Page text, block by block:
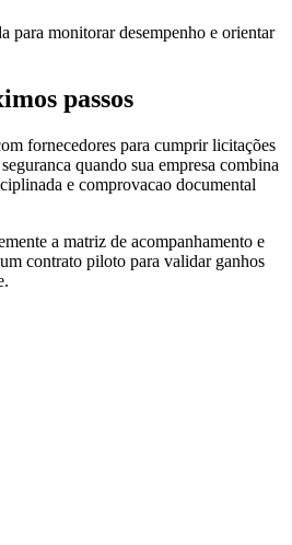
para monitorar desempenho e orientar
passos
fornecedores para cumprir licitações
quando sua empresa combina
e comprovacao documental
a matriz de acompanhamento e
contrato piloto para validar ganhos